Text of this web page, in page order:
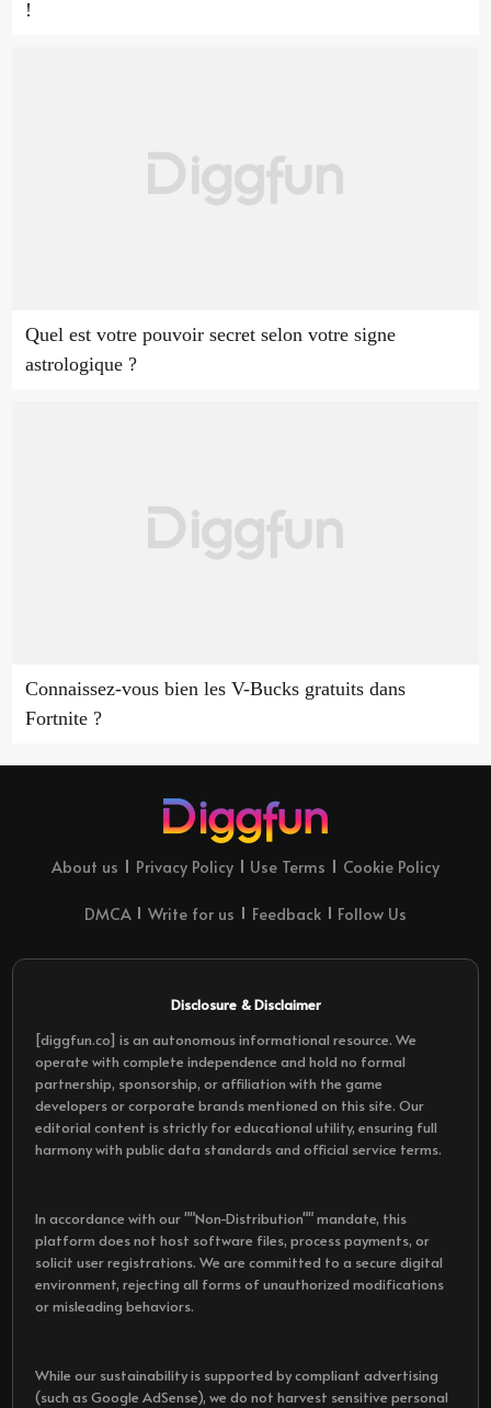
!
Quel est votre pouvoir secret selon votre signe
astrologique ?
Connaissez-vous bien les V-Bucks gratuits dans
Fortnite ?
About us Privacy Policy Use Terms Cookie Policy
DMCA Write for us Feedback Follow Us
Disclosure & Disclaimer
[diggfun.co] is an autonomous informational resource. We
operate with complete independence and hold no formal
partnership, sponsorship, or affiliation with the game
developers or corporate brands mentioned on this site. Our
editorial content is strictly for educational utility, ensuring full
harmony with public data standards and official service terms.
In accordance with our ""Non-Distribution"" mandate, this
platform does not host software files, process payments, or
solicit user registrations. We are committed to a secure digital
environment, rejecting all forms of unauthorized modifications
or misleading behaviors.
While our sustainability is supported by compliant advertising
(such as Google AdSense), we do not harvest sensitive personal